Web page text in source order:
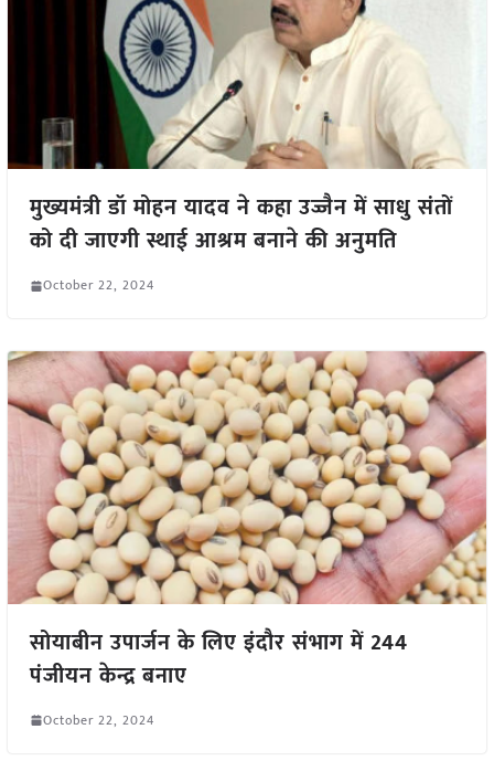
मुख्यमंत्री डॉ मोहन यादव ने कहा उज्जैन में साधु संतों
को दी जाएगी स्थाई आश्रम बनाने की अनुमति
October 22, 2024
सोयाबीन उपार्जन के लिए इंदौर संभाग में 244
पंजीयन केन्द्र बनाए
October 22, 2024